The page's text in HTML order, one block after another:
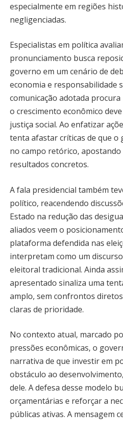
especialmente em regiões
negligenciadas.
Especialistas em política
pronunciamento busca
governo em um cenário de
economia e responsabilidade
comunicação adotada
o crescimento econômico
justiça social. Ao enfatizar
tenta afastar críticas de que o
no campo retórico, apostando
resultados concretos.
A fala presidencial também
político, reacendendo
Estado na redução das
aliados veem o
plataforma defendida nas
interpretam como um
eleitoral tradicional. Ainda
apresentado sinaliza uma
amplo, sem confrontos
claras de prioridade.
No contexto atual, marcado
pressões econômicas, o
narrativa de que investir em
obstáculo ao
dele. A defesa desse modelo
orçamentárias e reforçar a
públicas ativas. A mensagem